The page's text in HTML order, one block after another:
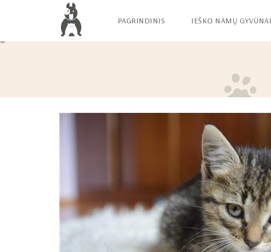
PAGRINDINIS IEŠKO NAMŲ GYVŪNAI